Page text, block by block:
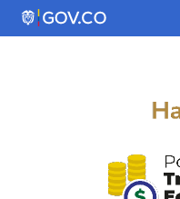
Saltar al contenido principal